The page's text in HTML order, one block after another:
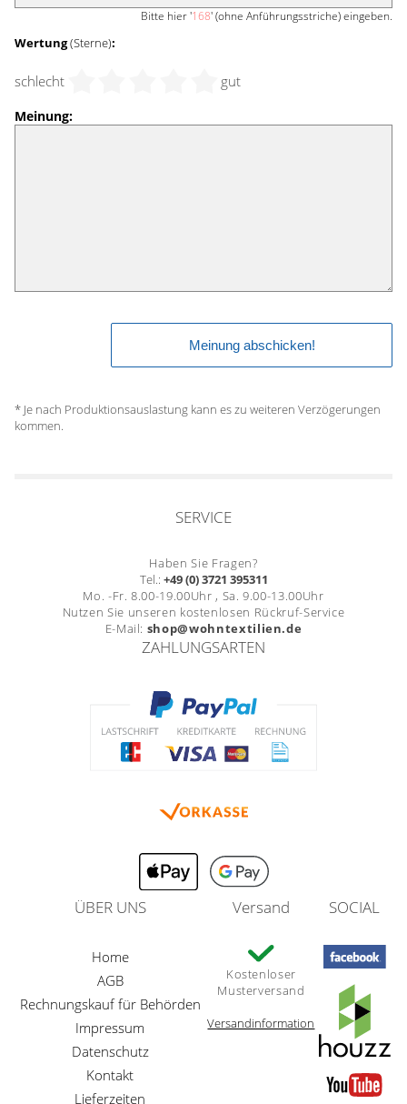
Bitte hier '168' (ohne Anführungsstriche) eingeben.
Wertung(Sterne):
schlecht gut
Meinung:
* Je nach Produktionsauslastung kann es zu weiteren Verzögerungen
kommen.
SERVICE
Haben Sie Fragen?
Tel.: +49 (0) 3721 395311
Mo. -Fr. 8.00-19.00Uhr , Sa. 9.00-13.00Uhr
Nutzen Sie unseren kostenlosen Rückruf-Service
E-Mail: shop@wohntextilien.de
ZAHLUNGSARTEN
ÜBER UNS
Home
AGB
Rechnungskauf für Behörden
Impressum
Datenschutz
Kontakt
Lieferzeiten
Versand
Kostenloser
Musterversand
Versandinformation
SOCIAL